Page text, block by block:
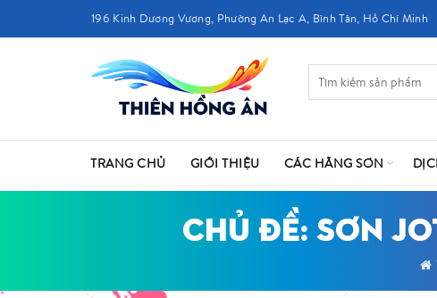
196 Kinh Dương Vương, Phường An Lạc A, Bình Tân, Hồ Chí Minh
TRANG CHỦ GIỚI THIỆU CÁC HÃNG SƠN
CHỦ ĐỀ: SƠN